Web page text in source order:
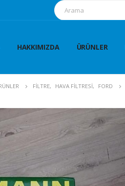
HAKKIMIZDA ÜRÜNLER
FİLTRE, HAVA FİLTRESİ, FORD